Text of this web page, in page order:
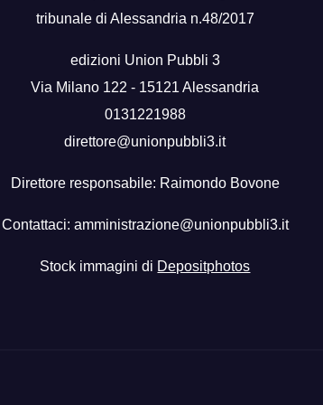
tribunale di Alessandria n.48/2017
edizioni Union Pubbli 3
Via Milano 122 - 15121 Alessandria
0131221988
direttore@unionpubbli3.it
Direttore responsabile: Raimondo Bovone
Contattaci: amministrazione@unionpubbli3.it
Stock immagini di Depositphotos